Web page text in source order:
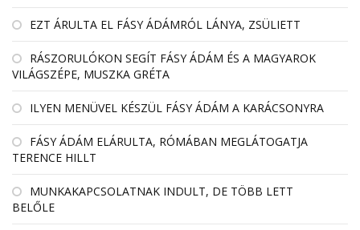
EZT ÁRULTA EL FÁSY ÁDÁMRÓL LÁNYA, ZSÜLIETT
RÁSZORULÓKON SEGÍT FÁSY ÁDÁM ÉS A MAGYAROK
VILÁGSZÉPE, MUSZKA GRÉTA
ILYEN MENÜVEL KÉSZÜL FÁSY ÁDÁM A KARÁCSONYRA
FÁSY ÁDÁM ELÁRULTA, RÓMÁBAN MEGLÁTOGATJA
TERENCE HILLT
MUNKAKAPCSOLATNAK INDULT, DE TÖBB LETT
BELŐLE